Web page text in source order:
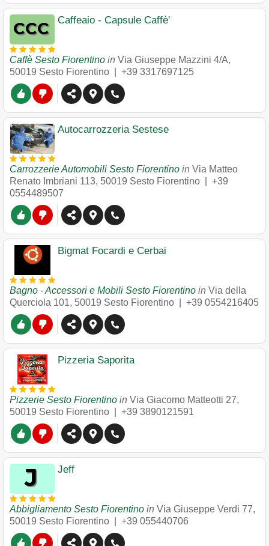
Caffeaio - Capsule Caffè'
Caffè Sesto Fiorentino in Via Giuseppe Mazzini 4/A,
50019 Sesto Fiorentino +39 3317697125
Autocarrozzeria Sestese
Carrozzerie Automobili Sesto Fiorentino in Via Matteo
Renato Imbriani 113, 50019 Sesto Fiorentino
+39
0554489507
Bigmat Focardi e Cerbai
Bagno - Accessori e Mobili Sesto Fiorentino in Via della
Querciola 101, 50019 Sesto Fiorentino +39 0554216405
Pizzeria Saporita
Pizzerie Sesto Fiorentino in Via Giacomo Matteotti 27,
50019 Sesto Fiorentino +39 3890121591
Jeff
Abbigliamento Sesto Fiorentino in Via Giuseppe Verdi 77,
50019 Sesto Fiorentino +39 055440706